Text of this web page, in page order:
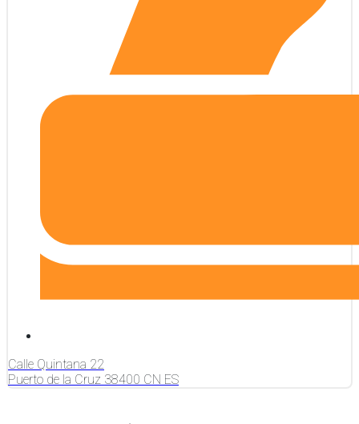
Calle Quintana 22
Puerto de la Cruz 38400 CN ES